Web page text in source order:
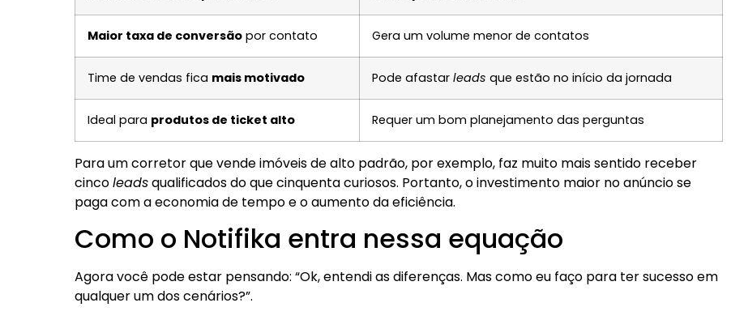
Maior taxa de conversão por contato Gera um volume menor de contatos
Time de vendas fica mais motivado Pode afastar leads que estão no início da jornada
Ideal para produtos de ticket alto Requer um bom planejamento das perguntas
Para um corretor que vende imóveis de alto padrão, por exemplo, faz muito mais sentido receber
cincoleadsqualificados do que cinquenta curiosos. Portanto, o investimento maior no anúncio se
paga com a economia de tempo e o aumento da eficiência.
Como o Notifika entra nessa equação
Agora você pode estar pensando: “Ok, entendi as diferenças. Mas como eu faço para ter sucesso em
qualquer um dos cenários?”.